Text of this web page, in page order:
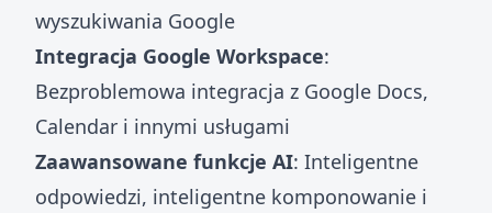
wyszukiwania Google
Integracja Google Workspace:
Bezproblemowa integracja z Google Docs,
Calendar i innymi usługami
Zaawansowane funkcje AI: Inteligentne
odpowiedzi, inteligentne komponowanie i